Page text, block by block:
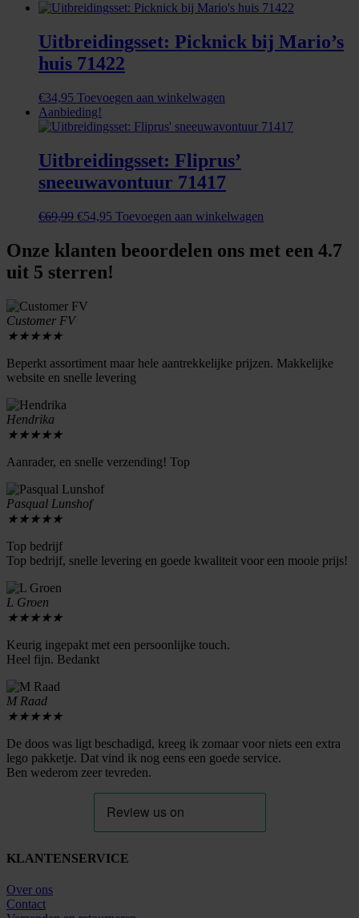
prijs
€69,99.
prijs
€59,95.
Uitbreidingsset: Picknick bij Mario’s
huis 71422
€34,95 Toevoegen aan winkelwagen
Aanbieding!
Uitbreidingsset: Fliprus’
sneeuwavontuur 71417
€69,99 Oorspronkelijke
was:
€69,99.
€54,95 Huidige
is:
€54,95.
Toevoegen aan winkelwagen
Onze klanten beoordelen ons met een 4.7
uit 5 sterren!
Customer FV
★★★★★
Beperkt assortiment maar hele aantrekkelijke prijzen. Makkelijke
website en snelle levering
Hendrika
★★★★★
Aanrader, en snelle verzending! Top
Pasqual Lunshof
★★★★★
Top bedrijf
Top bedrijf, snelle levering en goede kwaliteit voor een mooie prijs!
L Groen
★★★★★
Keurig ingepakt met een persoonlijke touch.
Heel fijn. Bedankt
M Raad
★★★★★
De doos was ligt beschadigd, kreeg ik zomaar voor niets een extra
lego pakketje. Dat vind ik nog eens een goede service.
Ben wederom zeer tevreden.
KLANTENSERVICE
Over ons
Contact